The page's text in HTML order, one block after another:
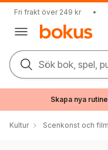
Fri frakt över 249 kr •
Sök bok, spel,
Skapa nya
Kultur Scenkonst och film